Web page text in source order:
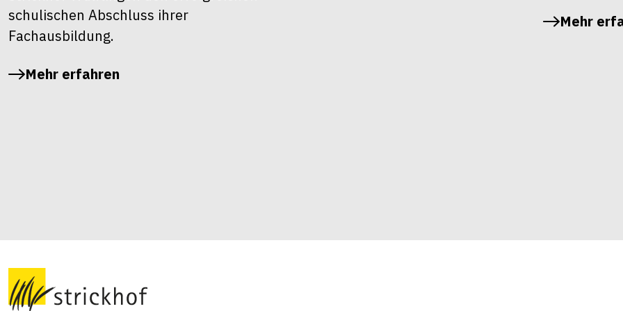
schulischen Abschluss ihrer
Fachausbildung.
Mehr erfahren
Mehr